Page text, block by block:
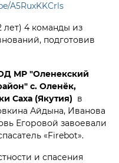
A5RuxKKCrls
лет) 4 команды из
подготовив
МР "Оленекский
с. Оленёк,
Саха (Якутия) в
Айдына, Иванова
Егоровой завоевали
«Firebot».
и спасения